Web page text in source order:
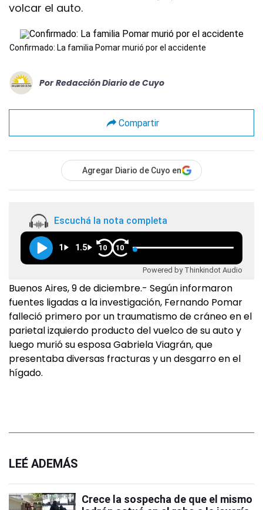
volcar el auto.
Confirmado: La familia Pomar murió por el accidente
Por Redacción Diario de Cuyo
Compartir
Agregar Diario de Cuyo en
Escuchá la nota completa
1 1.5 10 10
Powered by Thinkindot Audio
Buenos Aires, 9 de diciembre.- Según informaron
fuentes ligadas a la investigación, Fernando Pomar
falleció primero por un traumatismo de cráneo en el
parietal izquierdo producto del vuelco de su auto y
luego murió su esposa Gabriela Viagrán, que
presentaba diversas fracturas y un desgarro en el
hígado.
LEÉ ADEMÁS
Crece la sospecha de que el mismo